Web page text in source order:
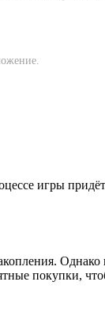
игры
Однако
покупки,